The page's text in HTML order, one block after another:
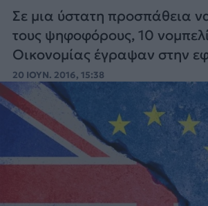
Σε μια ύστατη προσπάθεια
τους ψηφοφόρους, 10
Οικονομίας έγραψαν στην
Guardian για να
επιπτώσεις.
20 ΙΟΥΝ. 2016, 15:38